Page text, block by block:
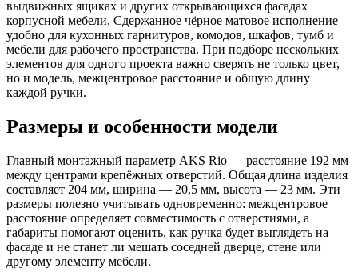
выдвижных ящиках и других открывающихся фасадах
корпусной мебели. Сдержанное чёрное матовое исполнение
удобно для кухонных гарнитуров, комодов, шкафов, тумб и
мебели для рабочего пространства. При подборе нескольких
элементов для одного проекта важно сверять не только цвет,
но и модель, межцентровое расстояние и общую длину
каждой ручки.
Размеры и особенности модели
Главный монтажный параметр AKS Rio — расстояние 192 мм
между центрами крепёжных отверстий. Общая длина изделия
составляет 204 мм, ширина — 20,5 мм, высота — 23 мм. Эти
размеры полезно учитывать одновременно: межцентровое
расстояние определяет совместимость с отверстиями, а
габариты помогают оценить, как ручка будет выглядеть на
фасаде и не станет ли мешать соседней дверце, стене или
другому элементу мебели.